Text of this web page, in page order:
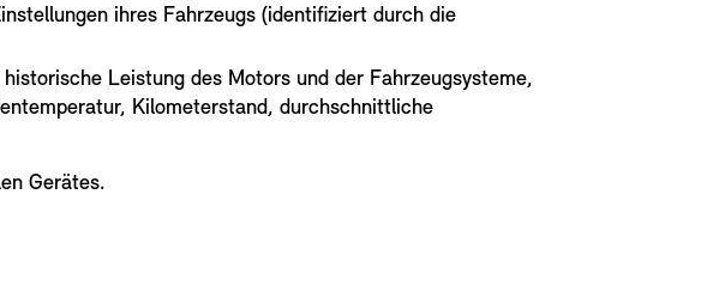
ihres Fahrzeugs (identifiziert durch die
Leistung des Motors und der Fahrzeugsysteme,
Kilometerstand, durchschnittliche
Gerätes.